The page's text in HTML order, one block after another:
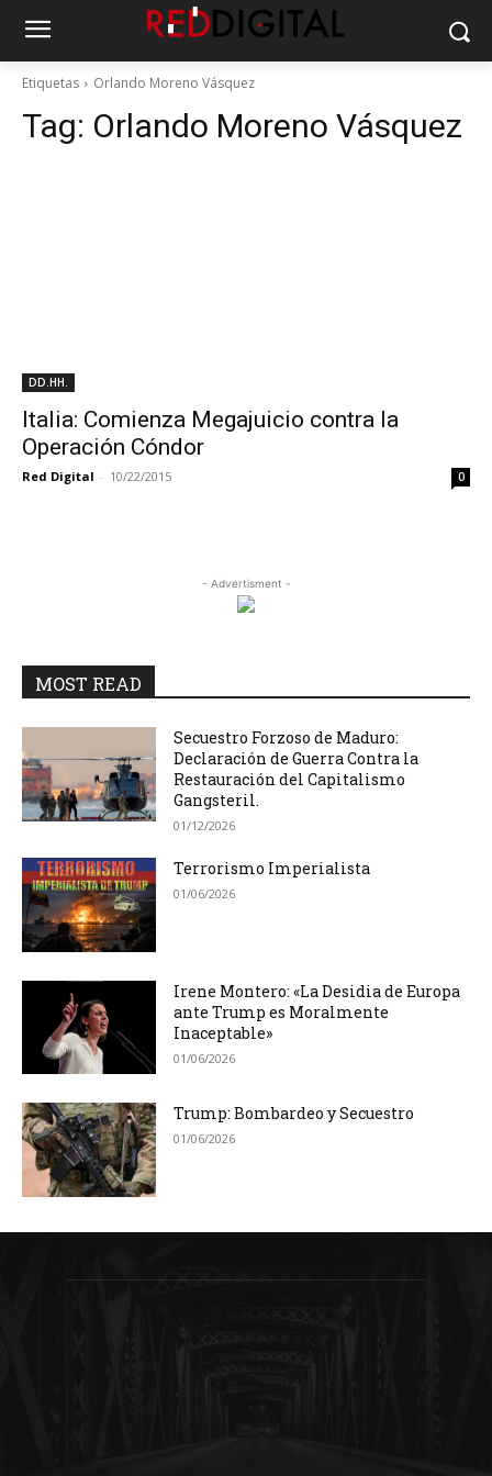
Etiquetas Orlando Moreno Vásquez
Tag: Orlando Moreno Vásquez
DD.HH.
Italia: Comienza Megajuicio contra la
Operación Cóndor
Red Digital - 10/22/2015 0
- Advertisment -
MOST READ
Secuestro Forzoso de Maduro:
Declaración de Guerra Contra la
Restauración del Capitalismo
Gangsteril.
01/12/2026
Terrorismo Imperialista
01/06/2026
Irene Montero: «La Desidia de Europa
ante Trump es Moralmente
Inaceptable»
01/06/2026
Trump: Bombardeo y Secuestro
01/06/2026